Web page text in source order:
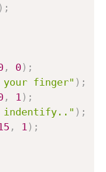
) ;
, 0) ;
your finger" ) ;
, 1 ) ;
indentify.." ) ;
, 1 ) ;